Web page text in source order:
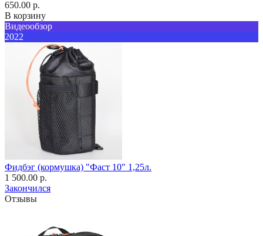
650.00 р.
В корзину
Видеообзор
2022
Фидбэг (кормушка) "Фаст 10" 1,25л.
1 500.00 р.
Закончился
Отзывы